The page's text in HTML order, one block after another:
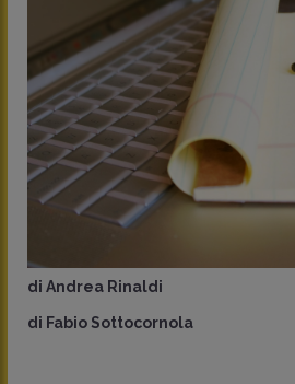
di Andrea Rinaldi
di Fabio Sottocornola